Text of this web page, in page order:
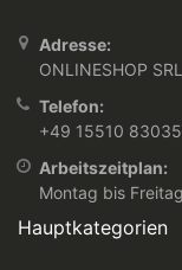
Adresse:
ONLINESHOP SRL
Telefon:
+49 15510
Arbeitszeitplan:
Montag bis
Hauptkategorien